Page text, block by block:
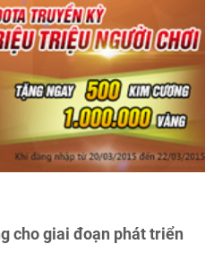
cho giai đoạn phát triển